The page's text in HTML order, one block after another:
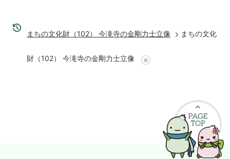
まちの文化財（102） 今滝寺の金剛力士立像 まちの文化
財（102） 今滝寺の金剛力士立像